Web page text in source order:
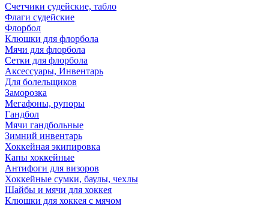
Счетчики судейские, табло
Флаги судейские
Флорбол
Клюшки для флорбола
Мячи для флорбола
Сетки для флорбола
Аксессуары, Инвентарь
Для болельщиков
Заморозка
Мегафоны, рупоры
Гандбол
Мячи гандбольные
Зимний инвентарь
Хоккейная экипировка
Капы хоккейные
Антифоги для визоров
Хоккейные сумки, баулы, чехлы
Шайбы и мячи для хоккея
Клюшки для хоккея с мячом